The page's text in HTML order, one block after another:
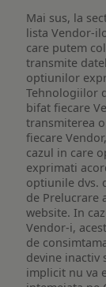
Mai sus, la
lista Vendor-
care putem
transmite
optiunilor
Tehnologiilor
bifat fiecare
transmiterea
fiecare
cazul in care
exprimati
optiunile dvs.
de Prelucrare
website. In
Vendor-i,
de
devine inactiv
implicit nu va